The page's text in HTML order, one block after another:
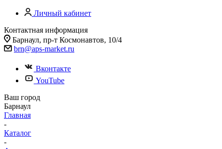
Личный кабинет
Контактная информация
Барнаул, пр-т Космонавтов, 10/4
brn@aps-market.ru
Вконтакте
YouTube
Ваш город
Барнаул
Главная
-
Каталог
-